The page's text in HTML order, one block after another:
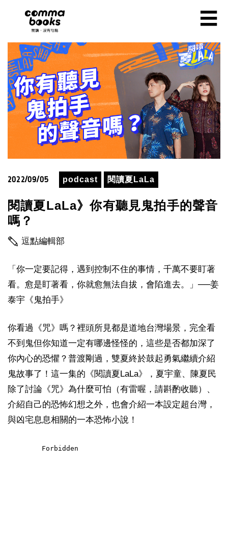
☰
2022/09/05 podcast 閱讀夏LaLa
閱讀夏LaLa》你有聽見鬼拍手的聲音
嗎？
逗點編輯部
「你一定要記得，遇到控制不住的事情，千萬不要盯著
看。愈是盯著看，你就愈無法自拔，會陷進去。」──姜
泰宇《鬼拍手》
你看過《咒》嗎？裡頭所見都是道地台灣場景，完全看
不到鬼但你知道一定有哪邊怪怪的，這些是否都加深了
你內心的恐懼？普渡剛過，雙夏終於鼓起勇氣繼續介紹
鬼故事了！這一集的《閱讀夏LaLa》，夏宇童、陳夏民
除了討論《咒》為什麼可怕（有雷喔，請斟酌收聽）、
介紹自己的恐怖幻想之外，也會介紹一本設定超台灣，
與凶宅息息相關的一本恐怖小說！